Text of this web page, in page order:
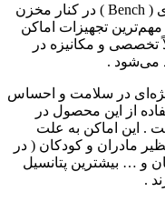
نیمکت پارکی فلزی یا صندلی پارکی فلزی ( Bench ) در کنار مخزن
تجهیزات اماکن
تخصصی و مکانیزه در
می‌شود .
در سلامت و احساس
از این محصول در
. این اماکن به علت
مادران و کودکان ( در
و … بیشترین پتانسیل
.